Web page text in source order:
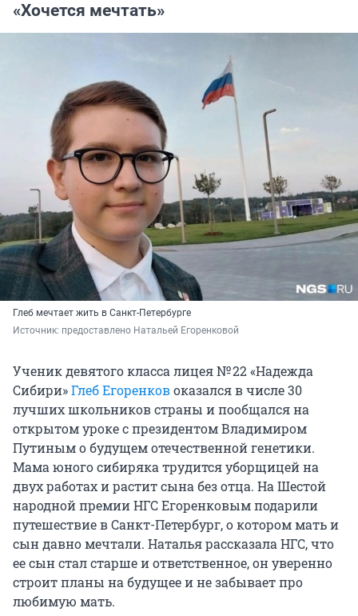
«Хочется мечтать»
Глеб мечтает жить в Санкт-Петербурге
Источник: предоставлено Натальей Егоренковой
Ученик девятого класса лицея № 22 «Надежда
Сибири»Глеб Егоренковоказался в числе 30
лучших школьников страны и пообщался на
открытом уроке с президентом Владимиром
Путиным о будущем отечественной генетики.
Мама юного сибиряка трудится уборщицей на
двух работах и растит сына без отца. На Шестой
народной премии НГС Егоренковым подарили
путешествие в Санкт-Петербург, о котором мать и
сын давно мечтали. Наталья рассказала НГС, что
ее сын стал старше и ответственное, он уверенно
строит планы на будущее и не забывает про
любимую мать.